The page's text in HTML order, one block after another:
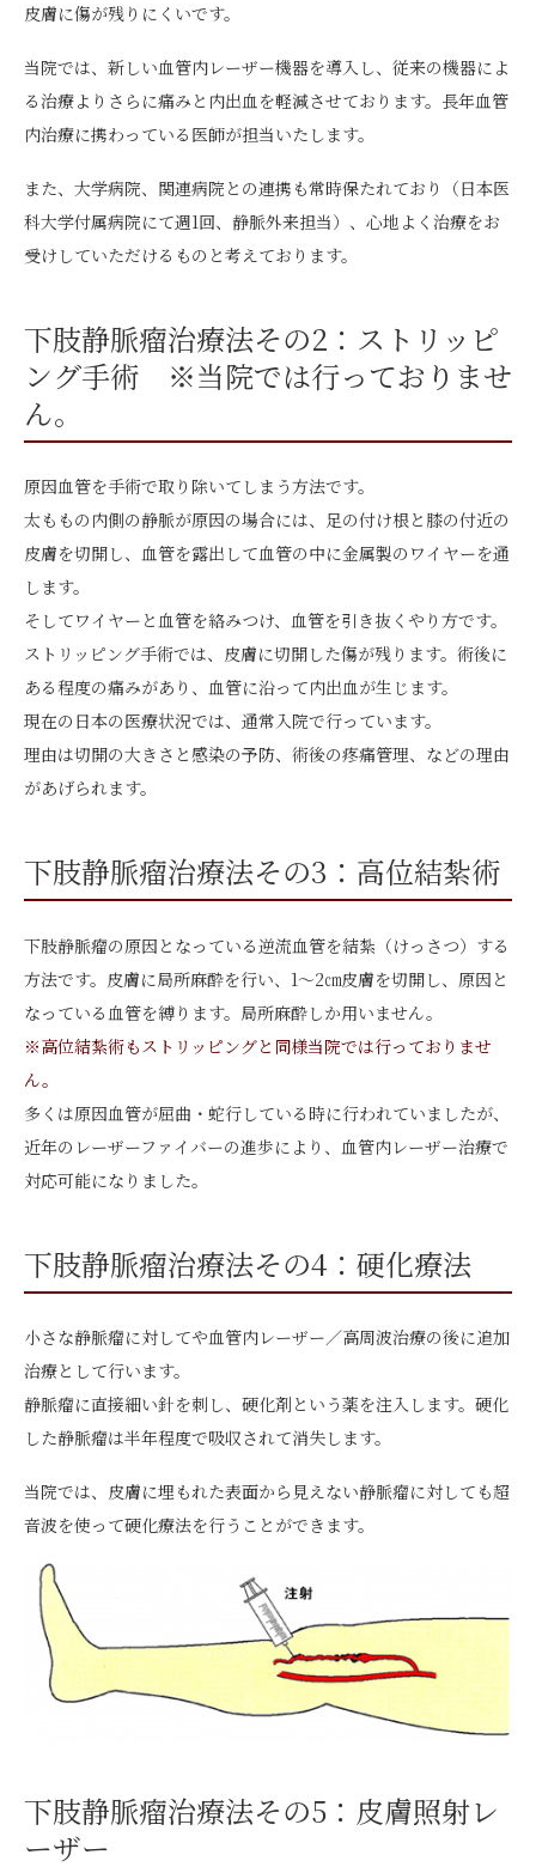
皮膚に傷が残りにくいです。
当院では、新しい血管内レーザー機器を導入し、従来の機器によ
る治療よりさらに痛みと内出血を軽減させております。長年血管
内治療に携わっている医師が担当いたします。
また、大学病院、関連病院との連携も常時保たれており（日本医
科大学付属病院にて週1回、静脈外来担当）、心地よく治療をお
受けしていただけるものと考えております。
下肢静脈瘤治療法その2：ストリッピ
ング手術 ※当院では行っておりませ
ん。
原因血管を手術で取り除いてしまう方法です。
太ももの内側の静脈が原因の場合には、足の付け根と膝の付近の
皮膚を切開し、血管を露出して血管の中に金属製のワイヤーを通
します。
そしてワイヤーと血管を絡みつけ、血管を引き抜くやり方です。
ストリッピング手術では、皮膚に切開した傷が残ります。術後に
ある程度の痛みがあり、血管に沿って内出血が生じます。
現在の日本の医療状況では、通常入院で行っています。
理由は切開の大きさと感染の予防、術後の疼痛管理、などの理由
があげられます。
下肢静脈瘤治療法その3：高位結紮術
下肢静脈瘤の原因となっている逆流血管を結紮（けっさつ）する
方法です。皮膚に局所麻酔を行い、1～2㎝皮膚を切開し、原因と
なっている血管を縛ります。局所麻酔しか用いません。
※高位結紮術もストリッピングと同様当院では行っておりませ
ん。
多くは原因血管が屈曲・蛇行している時に行われていましたが、
近年のレーザーファイバーの進歩により、血管内レーザー治療で
対応可能になりました。
下肢静脈瘤治療法その4：硬化療法
小さな静脈瘤に対してや血管内レーザー／高周波治療の後に追加
治療として行います。
静脈瘤に直接細い針を刺し、硬化剤という薬を注入します。硬化
した静脈瘤は半年程度で吸収されて消失します。
当院では、皮膚に埋もれた表面から見えない静脈瘤に対しても超
音波を使って硬化療法を行うことができます。
下肢静脈瘤治療法その5：皮膚照射レ
ーザー